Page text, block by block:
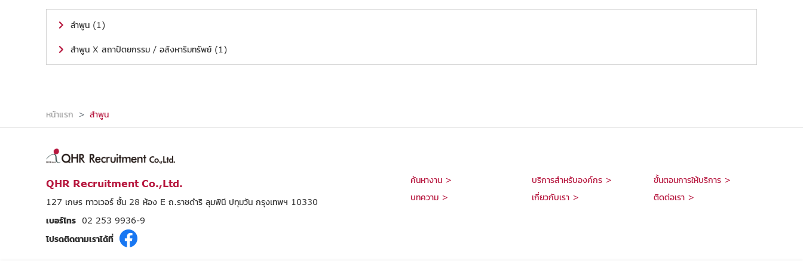
ลำพูน (1)
ลำพูน X สถาปัตยกรรม / อสังหาริมทรัพย์ (1)
หน้าแรก ลำพูน
QHR Recruitment Co.,Ltd.
127 เกษร ทาวเวอร์ ชั้น 28 ห้อง E ถ.ราชดำริ ลุมพินี ปทุมวัน กรุงเทพฯ 10330
เบอร์โทร
02 253 9936-9
โปรดติดตามเราได้ที่
ค้นหางาน > บริการสำหรับองค์กร >
ขั้นตอนการให้บริการ >
บทความ >
เกี่ยวกับเรา > ติดต่อเรา >